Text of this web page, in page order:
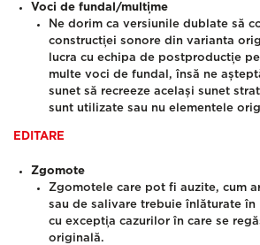
Voci de fundal/mulțime
Ne dorim ca versiunile dublate să
construcției sonore din varianta
lucra cu echipa de postproducție
multe voci de fundal, însă ne
sunet să recreeze același sunet
sunt utilizate sau nu elementele
EDITARE
Zgomote
Zgomotele care pot fi auzite, cum
sau de salivare trebuie înlăturate în
cu excepția cazurilor în care se
originală.